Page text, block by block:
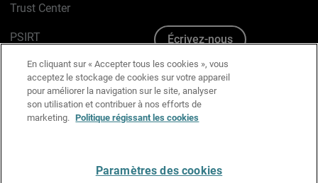
Trust Center
PSIRT
Avis sur les cookies
Politique de confidentialité
Charte Graphique
Écrivez-nous
En cliquant sur « Accepter tous les cookies », vous
acceptez le stockage de cookies sur votre appareil
pour améliorer la navigation sur le site, analyser
son utilisation et contribuer à nos efforts de
marketing. Politique régissant les cookies
Paramètres des cookies